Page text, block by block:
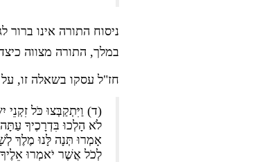
ניסוח התורה אינו
במלך, התורה מצווה
חז"ל עסקו בשאלה זו,
(ד) וַיִּתְקַבְּצוּ כֹּל
לֹא הָלְכוּ בִּדְרָכֶיךָ
אָמְרוּ תְּנָה לָּנוּ מֶלֶךְ
לְכֹל אֲשֶׁר יֹאמְרוּ